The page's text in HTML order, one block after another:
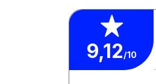
9,12/10